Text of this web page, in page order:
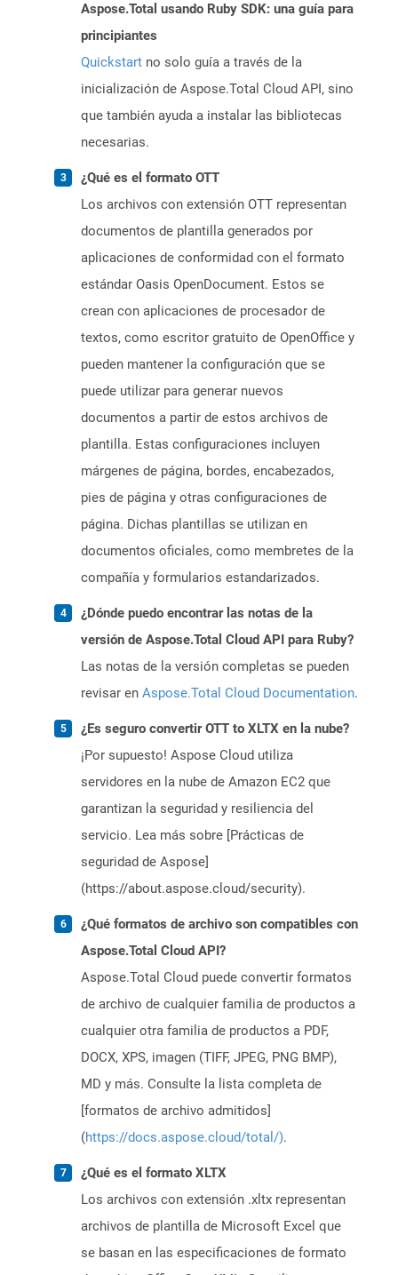
Aspose.Total usando Ruby SDK: una guía para
principiantes
Quickstart no solo guía a través de la
inicialización de Aspose.Total Cloud API, sino
que también ayuda a instalar las bibliotecas
necesarias.
¿Qué es el formato OTT
Los archivos con extensión OTT representan
documentos de plantilla generados por
aplicaciones de conformidad con el formato
estándar Oasis OpenDocument. Estos se
crean con aplicaciones de procesador de
textos, como escritor gratuito de OpenOffice y
pueden mantener la configuración que se
puede utilizar para generar nuevos
documentos a partir de estos archivos de
plantilla. Estas configuraciones incluyen
márgenes de página, bordes, encabezados,
pies de página y otras configuraciones de
página. Dichas plantillas se utilizan en
documentos oficiales, como membretes de la
compañía y formularios estandarizados.
¿Dónde puedo encontrar las notas de la
versión de Aspose.Total Cloud API para Ruby?
Las notas de la versión completas se pueden
revisar en Aspose.Total Cloud Documentation.
¿Es seguro convertir OTT to XLTX en la nube?
¡Por supuesto! Aspose Cloud utiliza
servidores en la nube de Amazon EC2 que
garantizan la seguridad y resiliencia del
servicio. Lea más sobre [Prácticas de
seguridad de Aspose]
(https://about.aspose.cloud/security).
¿Qué formatos de archivo son compatibles con
Aspose.Total Cloud API?
Aspose.Total Cloud puede convertir formatos
de archivo de cualquier familia de productos a
cualquier otra familia de productos a PDF,
DOCX, XPS, imagen (TIFF, JPEG, PNG BMP),
MD y más. Consulte la lista completa de
[formatos de archivo admitidos]
(https://docs.aspose.cloud/total/).
¿Qué es el formato XLTX
Los archivos con extensión .xltx representan
archivos de plantilla de Microsoft Excel que
se basan en las especificaciones de formato